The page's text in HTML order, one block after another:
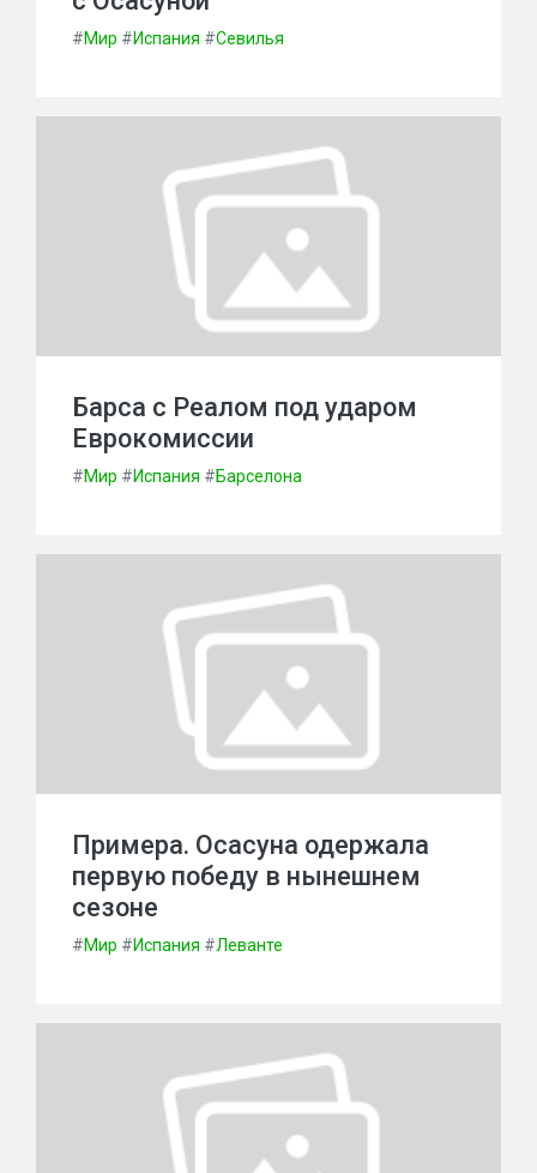
#Мир #Испания #Севилья
Барса с Реалом под ударом
Еврокомиссии
#Мир #Испания #Барселона
Примера. Осасуна одержала
первую победу в нынешнем
сезоне
#Мир #Испания #Леванте